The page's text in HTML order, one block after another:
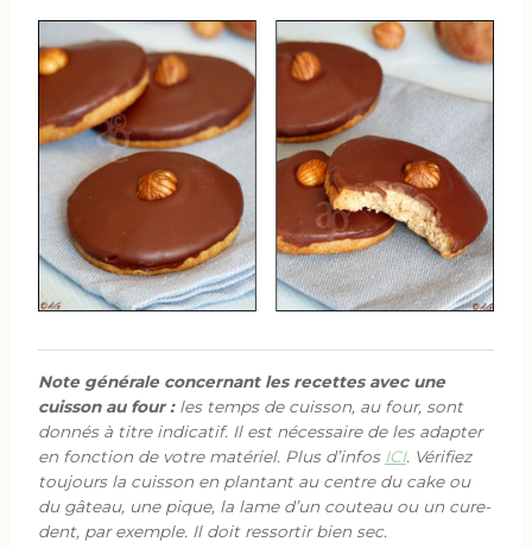
Note générale concernant les recettes avec une
cuisson au four :les temps de cuisson, au four, sont
donnés à titre indicatif. Il est nécessaire de les adapter
en fonction de votre matériel. Plus d’infos ICI. Vérifiez
toujours la cuisson en plantant au centre du cake ou
du gâteau, une pique, la lame d’un couteau ou un cure-
dent, par exemple. Il doit ressortir bien sec.